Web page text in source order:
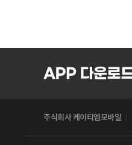
주식회사 케이티엠모바일